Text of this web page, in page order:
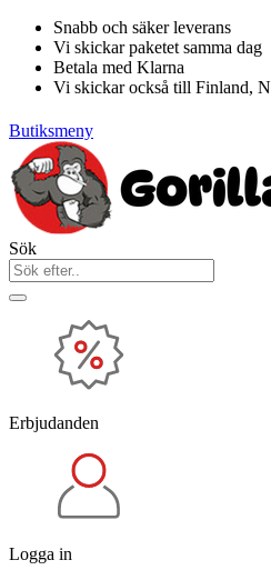
Hoppa
innehåll
Snabb och säker leverans
Vi skickar paketet samma dag
Betala med Klarna
Vi skickar också till Finland,
Butiksmeny
Sök
Erbjudanden
Logga in